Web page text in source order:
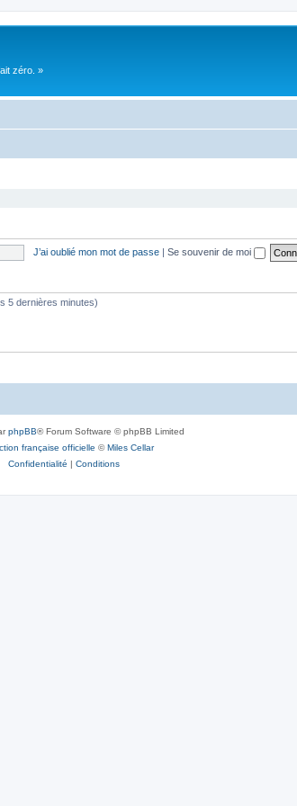
zéro. »
J’ai oublié mon mot de passe | Se souvenir de moi
5 dernières minutes)
phpBB® Forum Software © phpBB Limited
française officielle ©Miles Cellar
Confidentialité | Conditions